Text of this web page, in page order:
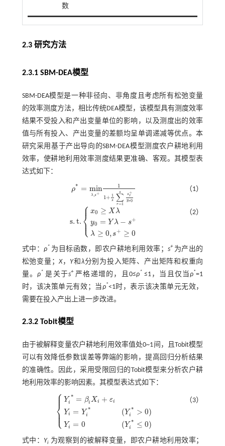
数
2.3 研究方法
2.3.1 SBM-DEA模型
SBM-DEA模型是一种非径向、非角度且考虑所有松弛变量
的效率测度方法，相比传统DEA模型，该模型具有测度效率
结果不受投入和产出变量单位的影响，以及测度出的效率
值与所有投入、产出变量的差额均呈单调递减等优点。本
研究采用基于产出导向的SBM-DEA模型测度农户耕地利用
效率，使耕地利用效率测度结果更准确、客观。其模型表
达式如下：
ρ* = min
λ,s+
1
1+ 1
s ∑
r=1
s
s+
r
yr0
ρ* =m nλ,s+11+1s∑r=1s （1）
s. t. ⎧
⎩
⎨⎪
⎪
x0 ≥ X λ
y0 = Y λ − s+
λ ≥ 0, s+ ≥ 0
s.t.x 0≥ Xλy 0=Yλ- s+ λ≥ 0, s
（2）
式中：ρ* 为目标函数，即农户耕地利用效率； s+为产出的
松弛变量；X， Y和 λ分别为投入矩阵、产出矩阵和权重向
量。ρ* 是关于s+严格递增的，且0≤ρ* ≤1，当且仅当ρ*=1
时，该决策单元有效；当ρ*<1时，表示该决策单元无效，
需要在投入产出上进一步改进。
2.3.2 Tobit模型
由于被解释变量农户耕地利用效率值处0~1间，且Tobit模型
可以有效降低参数误差等弊端的影响，提高回归分析结果
的准确性。因此，采用受限回归的Tobit模型来分析农户耕
地利用效率的影响因素。其模型表达式如下：
⎧
⎩
⎨⎪
⎪
⎪⎪
Y *
i = βi Xi + εi
Yi = Y *
i (Y *
i > 0)
Yi = 0 (Y *
i ≤ 0)
Yi *=β Xi+ εiY (Y >0 )Y i=
（3）
式中： Yi 为观察到的被解释变量，即农户耕地利用效率；